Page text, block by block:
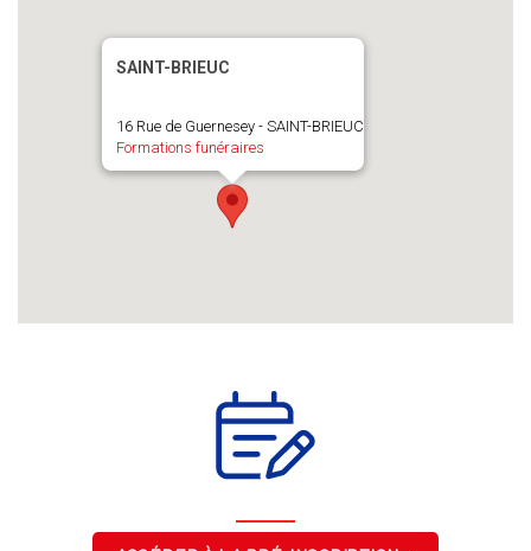
SAINT-BRIEUC
16 Rue de Guernesey - SAINT-BRIEUC
Formations funéraires